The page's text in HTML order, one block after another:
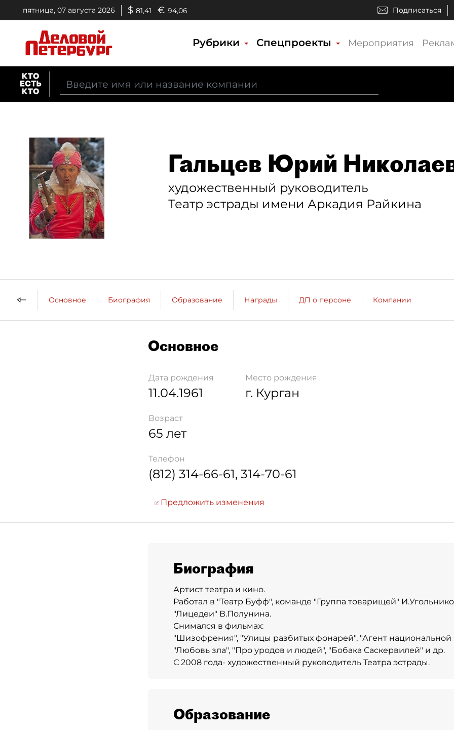
пятница, 07 августа 2026 $ 81,41 € 94,06 Подписаться
Рубрики Спецпроекты Мероприятия
Гальцев Юрий
художественный руководитель
Театр эстрады имени Аркадия Райкина
Основное Биография Образование Награды ДП о персоне Компании
Основное
Дата рождения
11.04.1961
Место рождения
г. Курган
Возраст
65 лет
Телефон
(812) 314-66-61, 314-70-61
Предложить изменения
Биография
Артист театра и кино.
Работал в "Театр Буфф", команде "Группа товарищей"
"Лицедеи" В.Полунина.
Снимался в фильмах:
"Шизофрения", "Улицы разбитых фонарей", "Агент национальной
"Любовь зла", "Про уродов и людей", "Бобака Саскервилей" и др.
С 2008 года- художественный руководитель Театра эстрады.
Образование